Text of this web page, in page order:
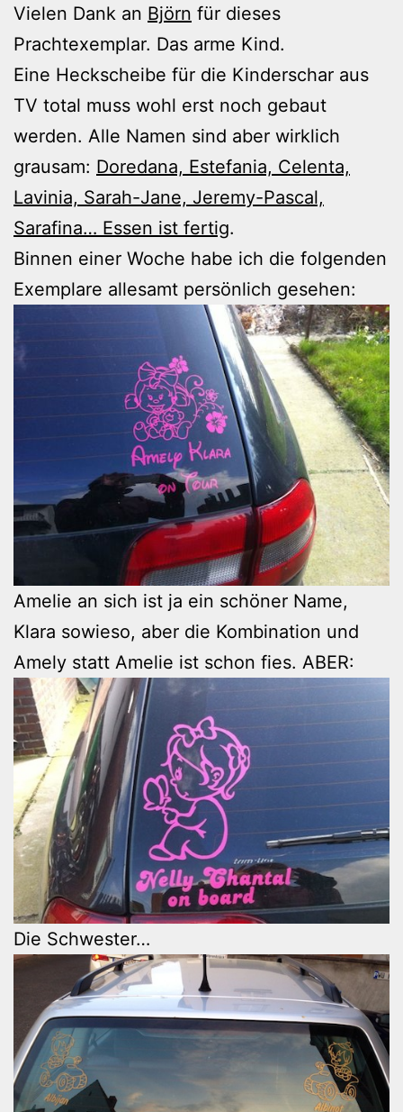
Vielen Dank an Björn für dieses
Prachtexemplar. Das arme Kind.
Eine Heckscheibe für die Kinderschar aus
TV total muss wohl erst noch gebaut
werden. Alle Namen sind aber wirklich
grausam: Doredana, Estefania, Celenta,
Lavinia, Sarah-Jane, Jeremy-Pascal,
Sarafina… Essen ist fertig.
Binnen einer Woche habe ich die folgenden
Exemplare allesamt persönlich gesehen:
Amelie an sich ist ja ein schöner Name,
Klara sowieso, aber die Kombination und
Amely statt Amelie ist schon fies. ABER:
Die Schwester…